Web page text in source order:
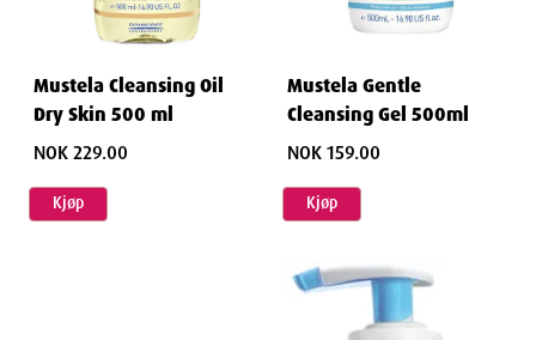
Mustela Cleansing Oil
Dry Skin 500 ml
NOK 229.00
Kjøp
Mustela Gentle
Cleansing Gel 500ml
NOK 159.00
Kjøp